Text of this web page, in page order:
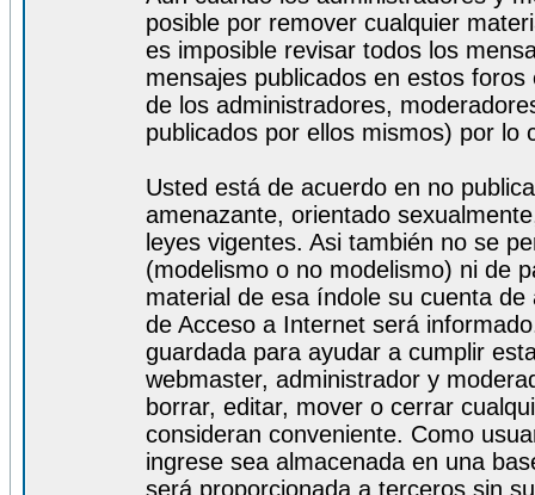
posible por remover cualquier
es imposible revisar todos los
mensajes publicados en estos
de los administradores,
publicados por ellos mismos) por lo
Usted está de acuerdo en no
amenazante, orientado
leyes vigentes. Asi también no se
(modelismo o no modelismo) ni de
material de esa índole su cuenta
de Acceso a Internet será
guardada para ayudar a cumplir
webmaster, administrador y
borrar, editar, mover o cerrar
consideran conveniente. Como
ingrese sea almacenada en una
será proporcionada a terceros sin